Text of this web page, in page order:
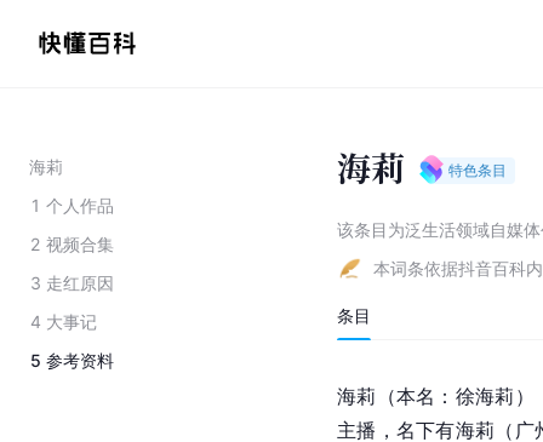
海莉
1 个人作品
2 视频合集
3 走红原因
4 大事记
5 参考资料
海莉 特色条目
该条目为泛生活领域自媒
本词条依据抖音百科
条目
海莉（本名：徐海莉）
主播，名下有海莉（广